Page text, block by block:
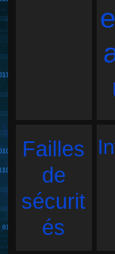
Failles
de
sécurit
és